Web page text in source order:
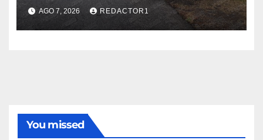
AGO 7, 2026 REDACTOR1
You missed